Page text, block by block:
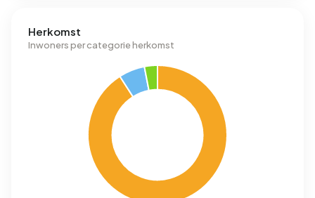
Herkomst
Inwoners per categorie herkomst